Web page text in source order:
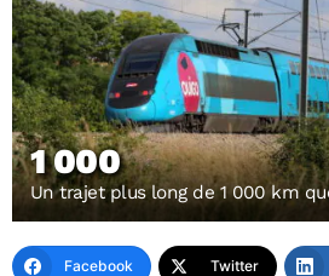
1 000
Un trajet plus long de 1 000 km
Facebook Twitter